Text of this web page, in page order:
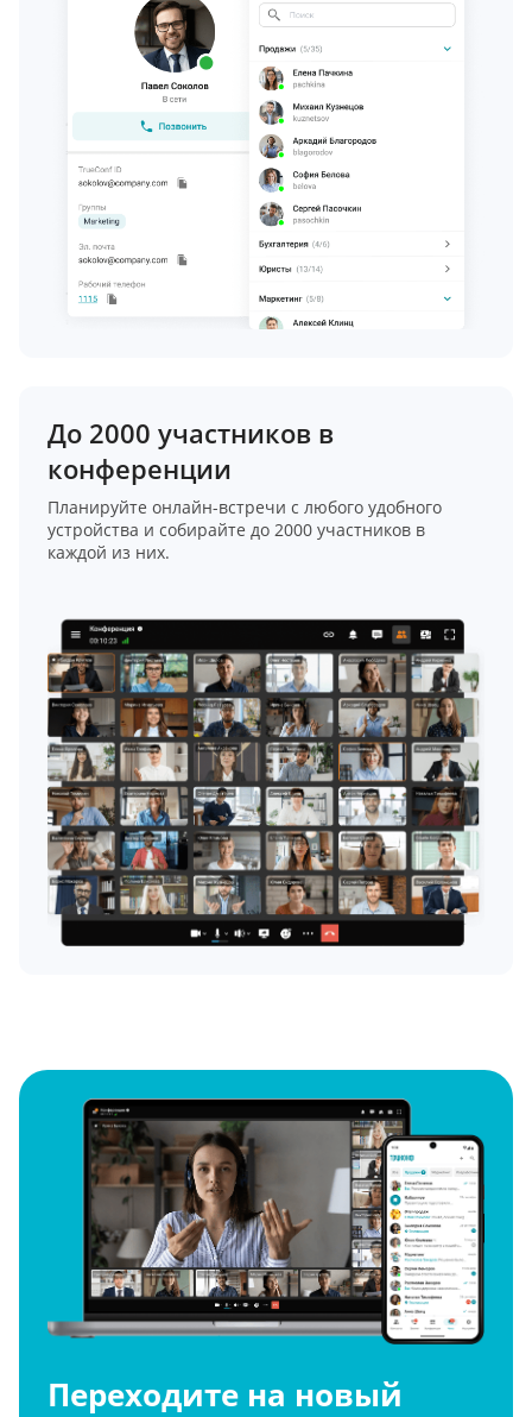
До 2000 участников в
конференции
Планируйте онлайн-встречи с любого удобного
устройства и собирайте до 2000 участников в
каждой из них.
Переходите на новый